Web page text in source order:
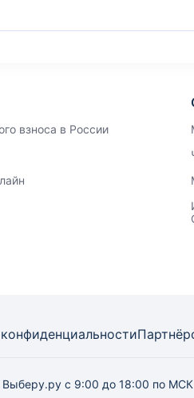
взноса в России
с 9:00 до 18:00 по МСК